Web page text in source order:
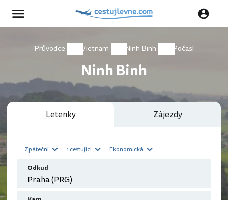
Průvodce Vietnam Ninh Binh Počasí
Ninh Binh
Letenky Zájezdy
Zpáteční 1 cestující Ekonomická
Odkud